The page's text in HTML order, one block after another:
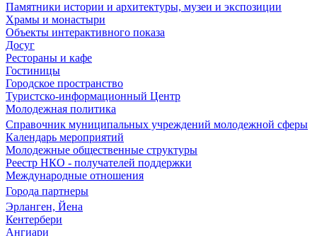
Памятники истории и архитектуры, музеи и экспозиции
Храмы и монастыри
Объекты интерактивного показа
Досуг
Рестораны и кафе
Гостиницы
Городское пространство
Туристско-информационный Центр
Молодежная политика
Справочник муниципальных учреждений молодежной сферы
Календарь мероприятий
Молодежные общественные структуры
Реестр НКО - получателей поддержки
Международные отношения
Города партнеры
Эрланген, Йена
Кентербери
Ангиари